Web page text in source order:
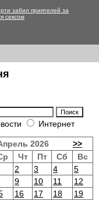
забил приятелей за
сексом
Интернет
2026
>>
Чт Пт Сб
Вс
2 3 4
5
9 10 11
12
16 17 18
19